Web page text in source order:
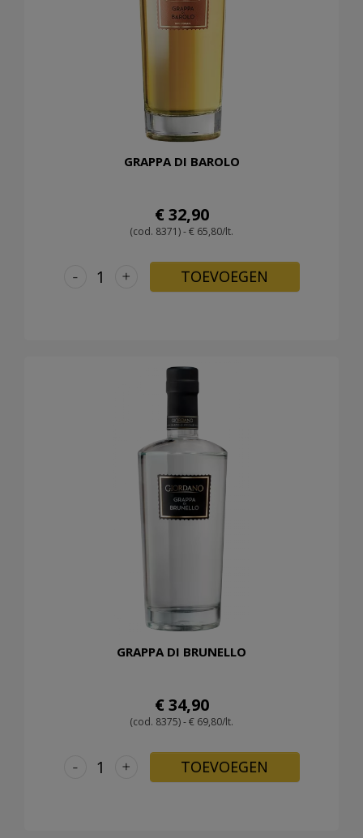
GRAPPA DI BAROLO
€ 32,90
(cod. 8371) - € 65,80/lt.
+
- TOEVOEGEN
GRAPPA DI BRUNELLO
€ 34,90
(cod. 8375) - € 69,80/lt.
+
- TOEVOEGEN